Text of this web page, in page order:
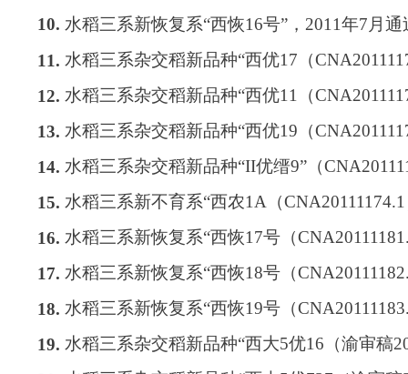
10.水稻三系新恢复系“西恢16号” ， 2011年7 月
11.水稻三系杂交稻新品种“西优17 （
12.水稻三系杂交稻新品种“西优11 （
13.水稻三系杂交稻新品种“西优19 （
14.水稻三系杂交稻新品种“II优缙9” （
15.水稻三系新不育系“西农1A （CNA20111174.1
16.水稻三系新恢复系“西恢17号（
17.水稻三系新恢复系“西恢18号（
18.水稻三系新恢复系“西恢19号（
19.水稻三系杂交稻新品种“西大5优16 （渝审稿